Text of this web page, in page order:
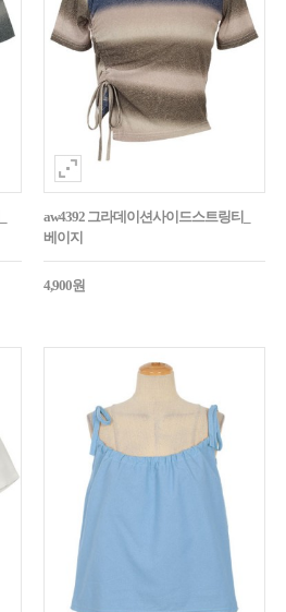
aw4392 그라데이션사이드스트링티_
베이지
4,900원